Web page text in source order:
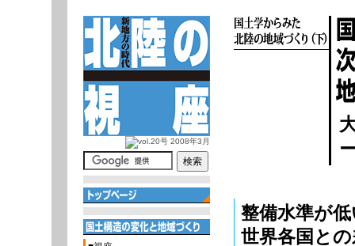
整備水準が
世界各国と
関
連
情
ビ
ゲ
ー
ョ
ン
イ
ト
内
索
ー
カ
ル
ビ
ゲ
ー
シ
ョ
ン